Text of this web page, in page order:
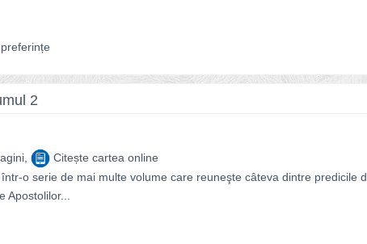
2
Citește cartea online
o serie de mai multe volume care reuneşte câteva dintre predicile